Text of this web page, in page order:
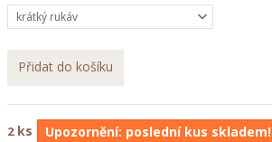
krátký rukáv
Přidat do košíku
2 ks Upozornění: poslední kus skladem!